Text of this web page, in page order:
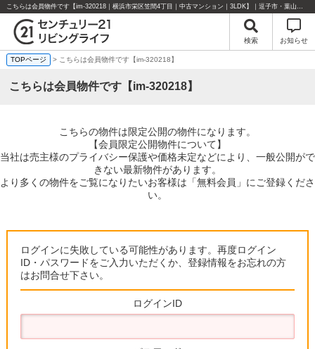
こちらは会員物件です【im-320218｜横浜市栄区笠間4丁目｜中古マンション｜3LDK】｜逗子市・葉山町・湘南エリアの不動産のことならセンチュリー21リビングライフにお任せください！
検索 お知らせ
TOPページ > こちらは会員物件です【im-320218】
こちらは会員物件です【im-320218】
こちらの物件は限定公開の物件になります。
【会員限定公開物件について】
当社は売主様のプライバシー保護や価格未定などにより、一般公開がで
きない最新物件があります。
より多くの物件をご覧になりたいお客様は「無料会員」にご登録くださ
い。
ログインに失敗している可能性があります。再度ログイン
ID・パスワードをご入力いただくか、登録情報をお忘れの方
はお問合せ下さい。
ログインID